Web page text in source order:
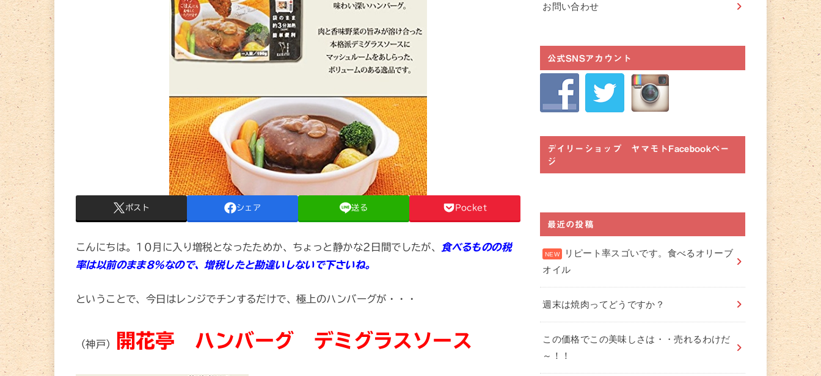
ポスト シェア 送る Pocket
こんにちは。10月に入り増税となったためか、ちょっと静かな2日間でしたが、
食べるものの税
率は以前のまま8％なので、増税したと勘違いしないで下さいね。
ということで、今日はレンジでチンするだけで、極上のハンバーグが・・・
（神戸） 開花亭 ハンバーグ デミグラスソース
お問い合わせ
公式SNSアカウント
デイリーショップ ヤマモトFacebookペー
ジ
最近の投稿
リピート率スゴいです。食べるオリーブ
オイル
週末は焼肉ってどうですか？
この価格でこの美味しさは・・売れるわけだ
～！！